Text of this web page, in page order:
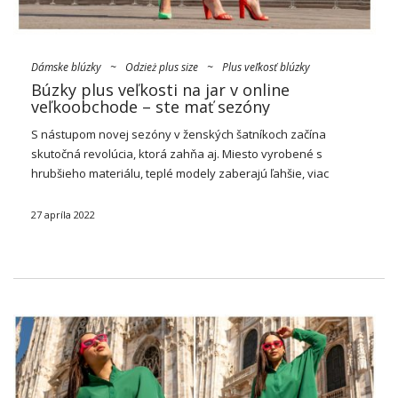
Dámske blúzky ~ Odzież plus size ~ Plus veľkosť blúzky
Búzky plus veľkosti na jar v online
veľkoobchode – ste mať sezóny
S nástupom novej sezóny v ženských šatníkoch začína
skutočná revolúcia, ktorá zahňa aj. Miesto vyrobené s
hrubšieho materiálu, teplé modely zaberajú ľahšie, viac
si zaslúži aj pradne zmeny, preto sa iste pozrite
27 apríla 2022